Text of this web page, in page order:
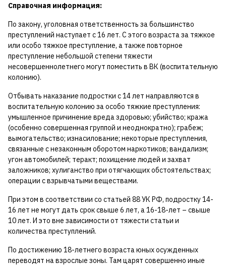
Справочная информация:
По закону, уголовная ответственность за большинство
преступлений наступает с 16 лет. С этого возраста за тяжкое
или особо тяжкое преступление, а также повторное
преступление небольшой степени тяжести
несовершеннолетнего могут поместить в ВК (воспитательную
колонию).
Отбывать наказание подростки с 14 лет направляются в
воспитательную колонию за особо тяжкие преступления:
умышленное причинение вреда здоровью; убийство; кража
(особенно совершенная группой и неоднократно); грабеж;
вымогательство; изнасилование; некоторые преступления,
связанные с незаконным оборотом наркотиков; вандализм;
угон автомобилей; теракт; похищение людей и захват
заложников; хулиганство при отягчающих обстоятельствах;
операции с взрывчатыми веществами.
При этом в соответствии со статьей 88 УК РФ, подростку 14-
16 лет не могут дать срок свыше 6 лет, а 16-18-лет – свыше
10 лет. И это вне зависимости от тяжести статьи и
количества преступлений.
По достижению 18-летнего возраста юных осужденных
переводят на взрослые зоны. Там царят совершенно иные